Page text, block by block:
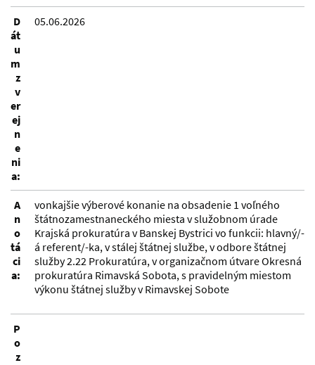
D
át
u
m
z
v
er
ej
n
e
ni
a:
05.06.2026
A
n
o
tá
ci
a:
vonkajšie výberové konanie na obsadenie 1 voľného
štátnozamestnaneckého miesta v služobnom úrade
Krajská prokuratúra v Banskej Bystrici vo funkcii: hlavný/-
á referent/-ka, v stálej štátnej službe, v odbore štátnej
služby 2.22 Prokuratúra, v organizačnom útvare Okresná
prokuratúra Rimavská Sobota, s pravidelným miestom
výkonu štátnej služby v Rimavskej Sobote
P
o
z